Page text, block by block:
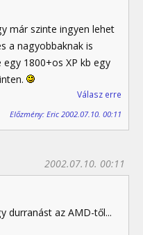
már szinte ingyen lehet
a nagyobbaknak is
egy 1800+os XP kb egy
Válasz erre
Előzmény: Eric 2002.07.10. 00:11
2002.07.10. 00:11
durranást az AMD-től...